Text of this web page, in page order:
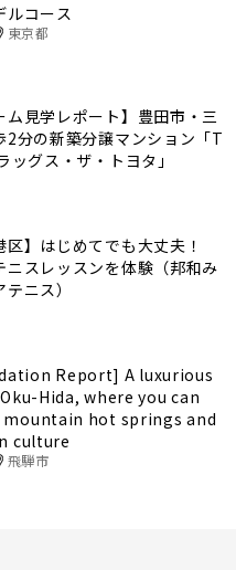
ルコース
東京都
ム見学レポート】豊田市・三
2分の新築分譲マンション「T
ッグス・ザ・トヨタ」
区】はじめてでも大丈夫！
ニスレッスンを体験（邦和み
ニス）
Report] A luxurious
Hida, where you can
mountain hot springs and
culture
飛騨市